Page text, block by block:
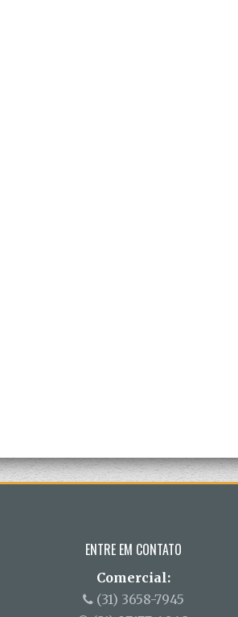
ENTRE EM CONTATO
Comercial:
(31) 3658-7945